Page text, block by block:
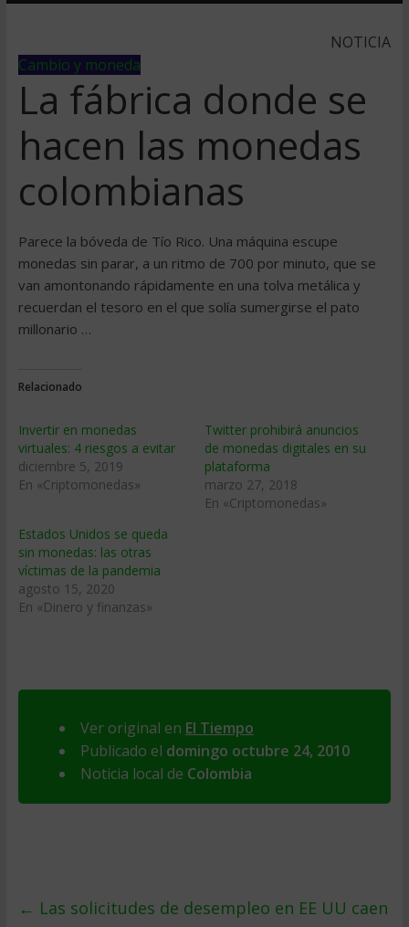
NOTICIA
Cambio y moneda
La fábrica donde se
hacen las monedas
colombianas
Parece la bóveda de Tío Rico. Una máquina escupe
monedas sin parar, a un ritmo de 700 por minuto, que se
van amontonando rápidamente en una tolva metálica y
recuerdan el tesoro en el que solía sumergirse el pato
millonario …
Relacionado
Invertir en monedas
virtuales: 4 riesgos a evitar
diciembre 5, 2019
En «Criptomonedas»
Twitter prohibirá anuncios
de monedas digitales en su
plataforma
marzo 27, 2018
En «Criptomonedas»
Estados Unidos se queda
sin monedas: las otras
víctimas de la pandemia
agosto 15, 2020
En «Dinero y finanzas»
Ver original en El Tiempo
Publicado el domingo octubre 24, 2010
Noticia local de Colombia
← Las solicitudes de desempleo en EE UU caen